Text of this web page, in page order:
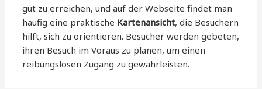
gut zu erreichen, und auf der Webseite findet man
häufig eine praktische Kartenansicht, die Besuchern
hilft, sich zu orientieren. Besucher werden gebeten,
ihren Besuch im Voraus zu planen, um einen
reibungslosen Zugang zu gewährleisten.